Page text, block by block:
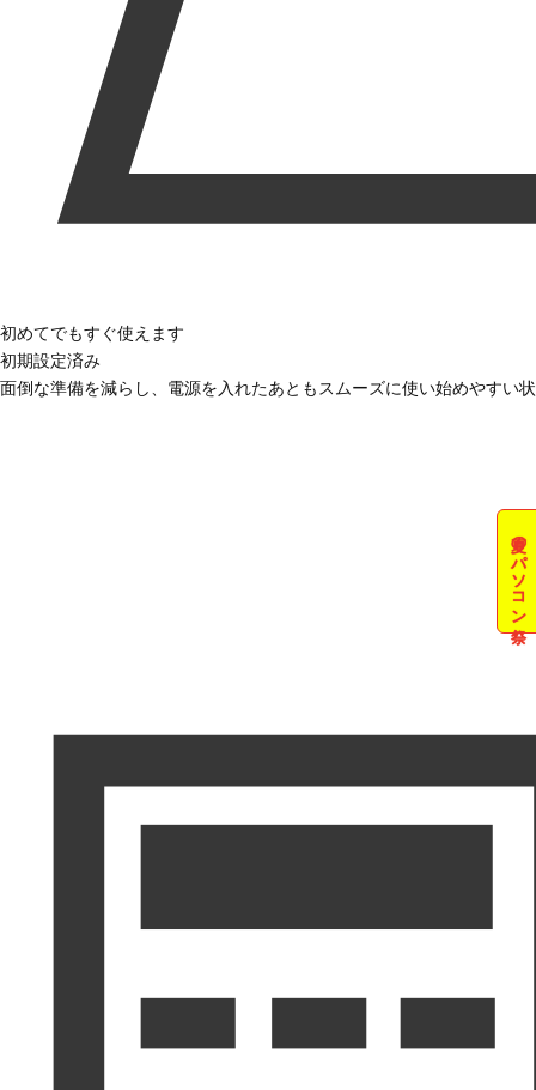
夏のパソコン祭
初めてでもすぐ使えます
初期設定済み
面倒な準備を減らし、電源を入れたあともスムーズに使い始めやすい